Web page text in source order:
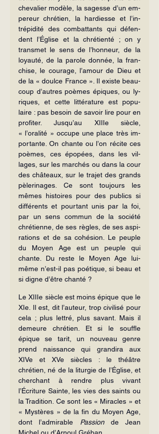
chevalier modèle, la sagesse d’un em­
pereur chrétien, la hardiesse et l’in­
trépidité des combattants qui défen­
dent l’Église et la chrétienté ; on y
transmet le sens de l’honneur, de la
loyauté, de la parole donnée, la fran­
chise, le courage, l’amour de Dieu et
de la « doulce France ». Il existe beau­
coup d’autres poèmes épiques, ou ly­
riques, et cette littérature est popu­
laire : pas besoin de savoir lire pour en
profiter. Jusqu’au XIIIe siècle,
« l’oralité » occupe une place très im­
portante. On chante ou l’on récite ces
poèmes, ces épopées, dans les vil­
lages, sur les marchés ou dans la cour
des châteaux, sur le trajet des grands
pèlerinages. Ce sont toujours les
mêmes histoires pour des publics si
différents et pourtant unis par la foi,
par un sens commun de la société
chrétienne, de ses règles, de ses aspi­
rations et de sa cohésion. Le peuple
du Moyen Age est un peuple qui
chante. Du reste le Moyen Age lui-
même n’est-il pas poétique, si beau et
si digne d’être chanté ?
Le XIIIe siècle est moins épique que le
XIe. Il est, dit l’auteur, trop civilisé pour
cela ; plus lettré, plus savant. Mais il
demeure chrétien. Et si le souffle
épique se tarit, un nouveau genre
prend naissance qui grandira aux
XIVe et XVe siècles : le théâtre
chrétien, né de la liturgie de l’Église, et
cherchant à rendre plus vivant
l’Écriture Sainte, les vies des saints ou
la Tradition. Ce sont les « Miracles » et
« Mystères » de la fin du Moyen Age,
dont l’admirable Passion de Jean
Michel ou d’Arnoul Gréban.